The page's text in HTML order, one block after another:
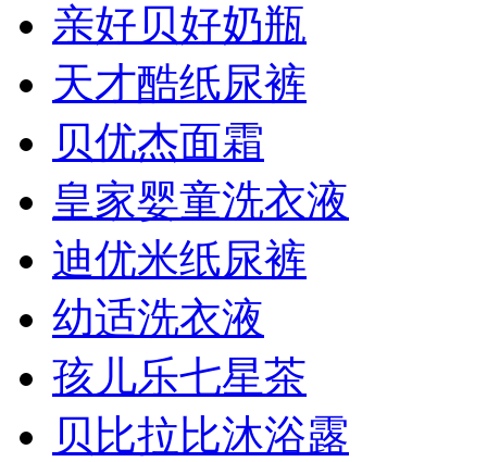
亲好贝好奶瓶
天才酷纸尿裤
贝优杰面霜
皇家婴童洗衣液
迪优米纸尿裤
幼适洗衣液
孩儿乐七星茶
贝比拉比沐浴露